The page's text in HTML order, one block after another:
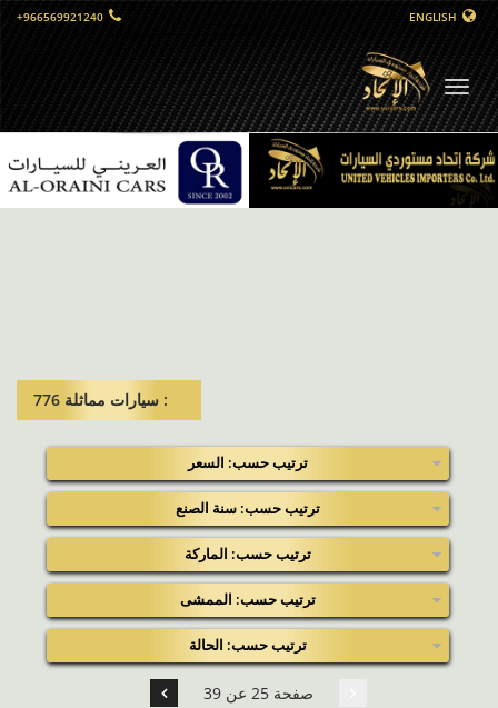
ENGLISH
+966569921240
التبديل
الملاحي
: سيارات مماثلة​ 776
ترتيب حسب: السعر
ترتيب حسب: سنة الصنع
ترتيب حسب: الماركة
ترتيب حسب: الممشى
ترتيب حسب: الحالة
صفحة 25 عن 39